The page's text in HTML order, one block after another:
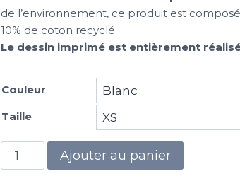
de l’environnement, ce produit est
10% de coton recyclé.
Le dessin imprimé est entièrement
Couleur
Taille
Ajouter au panier